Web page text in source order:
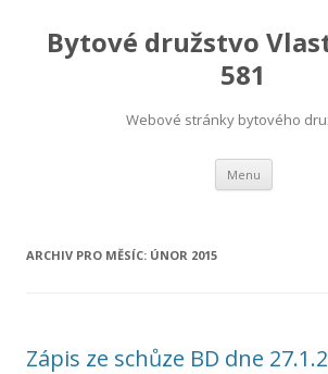
Bytové družstvo
581
Webové stránky bytového
Menu Přejít
obsahu
ARCHIV PRO MĚSÍC: ÚNOR 2015
Zápis ze schůze BD dne